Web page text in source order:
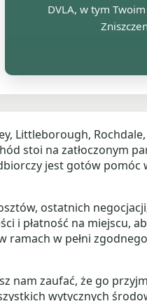
DVLA, w tym
Littleborough,
stoi na zatłoczonym
jest gotów
ostatnich
i płatność na miejscu,
ramach w pełni
nam zaufać, że go
wytycznych